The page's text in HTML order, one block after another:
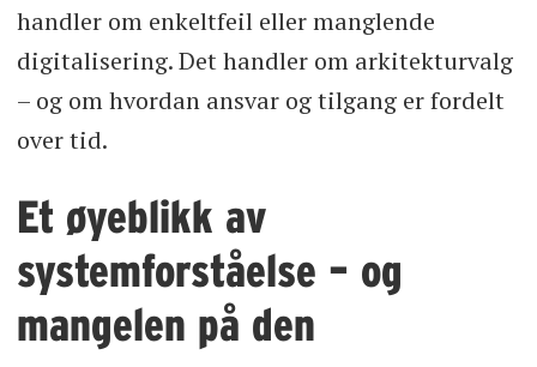
handler om enkeltfeil eller manglende
digitalisering. Det handler om arkitekturvalg
– og om hvordan ansvar og tilgang er fordelt
over tid.
Et øyeblikk av
systemforståelse – og
mangelen på den